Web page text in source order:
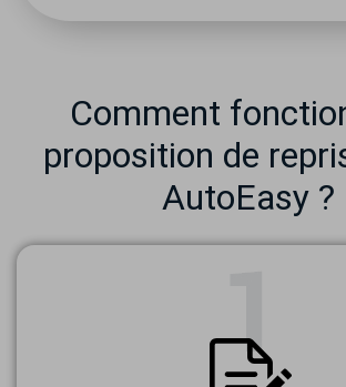
Comment
proposition de
AutoEasy ?